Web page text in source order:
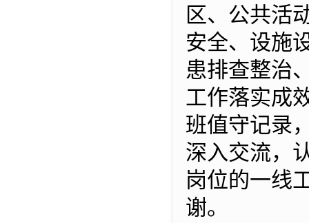
区、公共活
安全、设施
患排查整治
工作落实成
班值守记录
深入交流，
岗位的一线
谢。